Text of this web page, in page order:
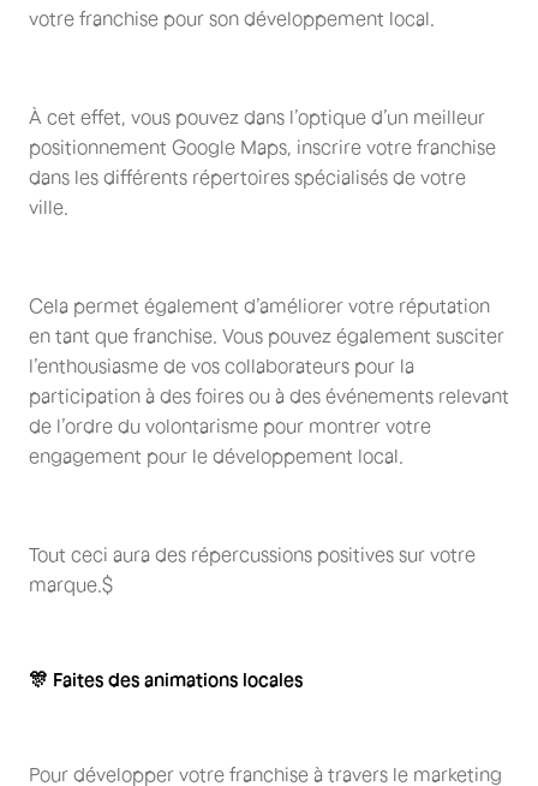
votre franchise pour son développement local.
À cet effet, vous pouvez dans l’optique d’un meilleur
positionnement Google Maps, inscrire votre franchise
dans les différents répertoires spécialisés de votre
ville.
Cela permet également d’améliorer votre réputation
en tant que franchise. Vous pouvez également susciter
l’enthousiasme de vos collaborateurs pour la
participation à des foires ou à des événements relevant
de l’ordre du volontarisme pour montrer votre
engagement pour le développement local.
Tout ceci aura des répercussions positives sur votre
marque.$
🎊 Faites des animations locales
Pour développer votre franchise à travers le marketing